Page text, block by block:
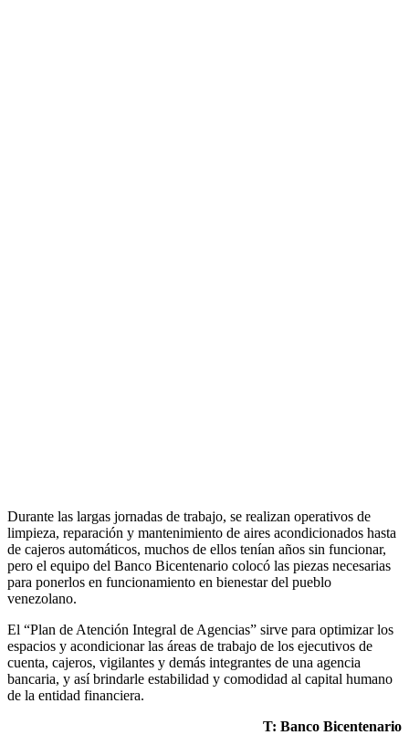
Durante las largas jornadas de trabajo, se realizan operativos de
limpieza, reparación y mantenimiento de aires acondicionados hasta
de cajeros automáticos, muchos de ellos tenían años sin funcionar,
pero el equipo del Banco Bicentenario colocó las piezas necesarias
para ponerlos en funcionamiento en bienestar del pueblo
venezolano.
El “Plan de Atención Integral de Agencias” sirve para optimizar los
espacios y acondicionar las áreas de trabajo de los ejecutivos de
cuenta, cajeros, vigilantes y demás integrantes de una agencia
bancaria, y así brindarle estabilidad y comodidad al capital humano
de la entidad financiera.
T: Banco Bicentenario